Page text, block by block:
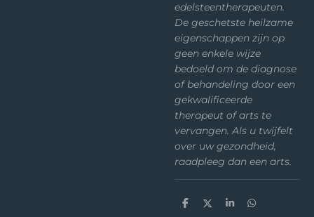
edelsteentherapeuten.
De geschetste heilzame
eigenschappen zijn op
geen enkele wijze
bedoeld om de diagnose
of behandeling door een
gekwalificeerde
therapeut of arts te
vervangen. Als u twijfelt
over uw gezondheid,
raadpleeg dan een arts.
D
D
S
D